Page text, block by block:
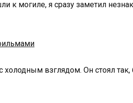
к могиле, я сразу заметил
холодным взглядом. Он стоял так,